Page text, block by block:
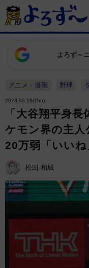
よろず～
アニメ・漫画 野球
2023.03.16(Thu)
「大谷翔平身
ケモン界の主
20万弱「いい
松田 和城